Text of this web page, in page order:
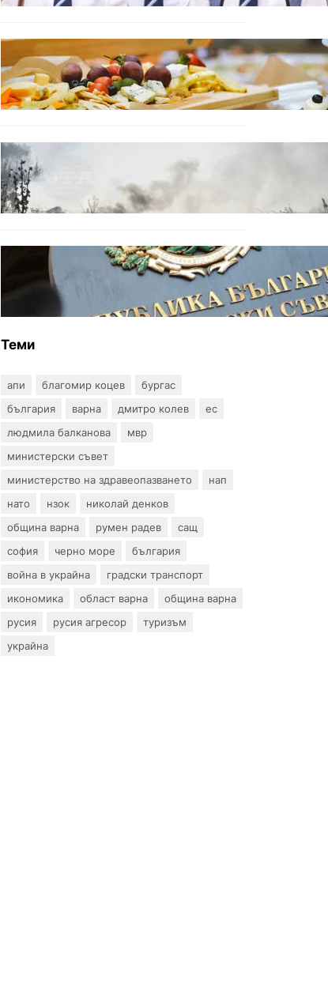
От август се променят
осигурителните вноски за
седем икономически
дейности
Пожарите в България не
спират: 141 огнища за
последното денонощие
БЪЛГАРИЯ
Кабинетът прие нов статут
за професиите в спортната
подготовка
Теми
апи благомир коцев
бургас
българия
варна дмитро колев
ес
людмила балканова
мвр
министерски съвет
министерство на здравеопазването
нап
нато
нзок
николай денков
община варна
румен радев
сащ
софия
черно море
българия
война в украйна
градски транспорт
икономика
област варна
община варна
русия
русия агресор
туризъм
украйна